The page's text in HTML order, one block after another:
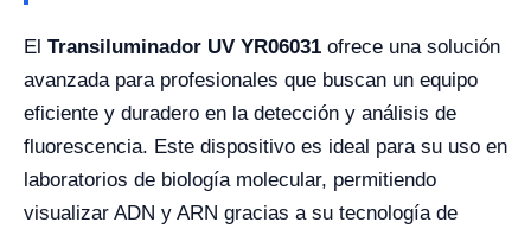
El Transiluminador UV YR06031 ofrece una solución
avanzada para profesionales que buscan un equipo
eficiente y duradero en la detección y análisis de
fluorescencia. Este dispositivo es ideal para su uso en
laboratorios de biología molecular, permitiendo
visualizar ADN y ARN gracias a su tecnología de